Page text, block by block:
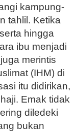
kampung-
tahlil. Ketika
hingga
ibu menjadi
merintis
(IHM) di
itu didirikan,
Emak tidak
diledeki
bukan